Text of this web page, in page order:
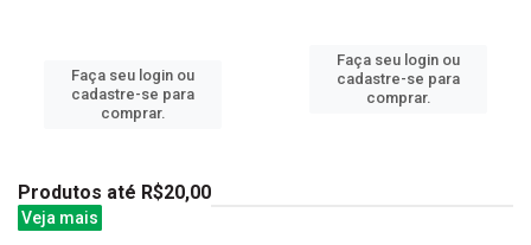
Faça seu login ou
cadastre-se para
comprar.
Faça seu login ou
cadastre-se para
comprar.
Produtos até R$20,00
Veja mais